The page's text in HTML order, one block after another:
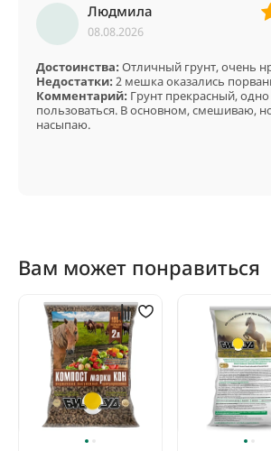
Людмила
08.08.2026
Достоинства: Отличный грунт, очень
Недостатки: 2 мешка оказались
Комментарий: Грунт прекрасный,
пользоваться. В основном, смешиваю,
насыпаю.
Вам может понравиться